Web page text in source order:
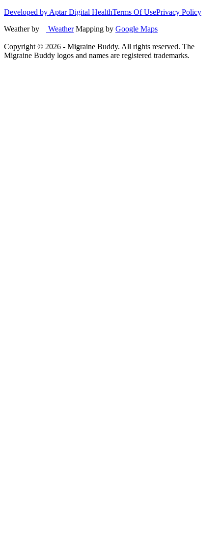
Developed by Aptar Digital HealthTerms Of UsePrivacy Policy
Weather by
WeatherMapping by Google Maps
Copyright © 2026 - Migraine Buddy. All rights reserved. The
Migraine Buddy logos and names are registered trademarks.